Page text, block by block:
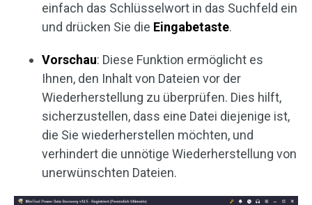
einfach das Schlüsselwort in das Suchfeld ein
und drücken Sie die Eingabetaste.
Vorschau: Diese Funktion ermöglicht es
Ihnen, den Inhalt von Dateien vor der
Wiederherstellung zu überprüfen. Dies hilft,
sicherzustellen, dass eine Datei diejenige ist,
die Sie wiederherstellen möchten, und
verhindert die unnötige Wiederherstellung von
unerwünschten Dateien.